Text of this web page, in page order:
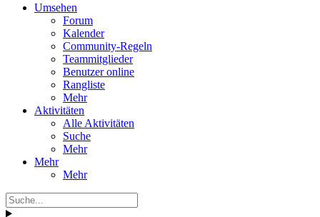
Umsehen
Forum
Kalender
Community-Regeln
Teammitglieder
Benutzer online
Rangliste
Mehr
Aktivitäten
Alle Aktivitäten
Suche
Mehr
Mehr
Mehr